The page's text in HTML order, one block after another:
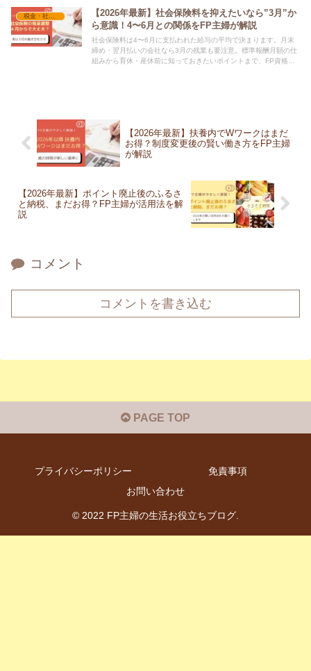
税金・社会保険
【2026年最新】社会保険料を抑えたいなら”3月”か
ら意識！4〜6月との関係をFP主婦が解説
社会保険料は4〜6月に支払われた給与の平均で決まります。月末
締め・翌月払いの会社なら3月の残業も要注意。標準報酬月額の仕
組みから育休・産休前に知っておきたいポイントまで、FP資格を
【2026年最新】扶養内でWワークはまだ
お得？制度変更後の賢い働き方をFP主婦
が解説
【2026年最新】ポイント廃止後のふるさ
と納税、まだお得？FP主婦が活用法を解
説
コメント
コメントを書き込む
PAGE TOP
プライバシーポリシー
免責事項
お問い合わせ
© 2022 FP主婦の生活お役立ちブログ.